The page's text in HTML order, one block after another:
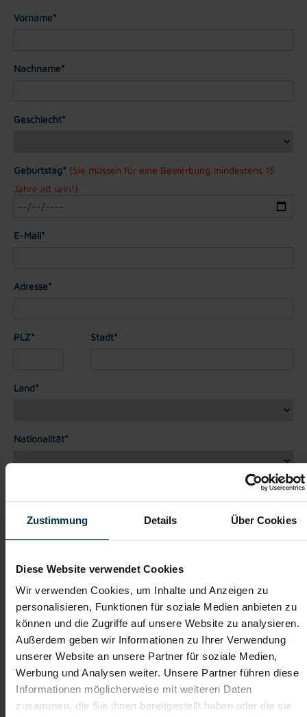
Zustimmung Details Über Cookies
Diese Website verwendet Cookies
Wir verwenden Cookies, um Inhalte und Anzeigen zu
personalisieren, Funktionen für soziale Medien anbieten zu
können und die Zugriffe auf unsere Website zu analysieren.
Außerdem geben wir Informationen zu Ihrer Verwendung
unserer Website an unsere Partner für soziale Medien,
Werbung und Analysen weiter. Unsere Partner führen diese
Informationen möglicherweise mit weiteren Daten
zusammen, die Sie ihnen bereitgestellt haben oder die sie
Vorname*
Nachname*
Geschlecht*
Geburtstag* (Sie müssen für eine Bewerbung mindestens 15
Jahre alt sein!)
E-Mail*
Adresse*
PLZ* Stadt*
Land*
Nationalität*
Dateianhänge (max. 30MB gesamt - Bilder, Word oder PDF)
Bewerbungsschreiben
Empfehlungschreiben / Zeugnisse